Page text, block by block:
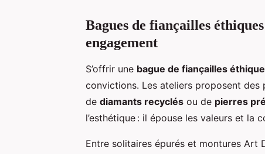
Bagues de fiançailles
engagement
S’offrir une bague de fiançailles éthique
convictions. Les ateliers proposent des
de diamants recyclés ou de pierres
l’esthétique : il épouse les valeurs et la
Entre solitaires épurés et montures Art